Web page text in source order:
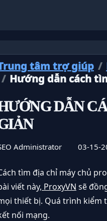
tâm trợ giúp
Hướng dẫn cách
DẪN
Administrator 03-15-
tìm địa chỉ máy chủ
viết này, ProxyVN sẽ
thiết bị. Quá trình kiểm
nối mạng.